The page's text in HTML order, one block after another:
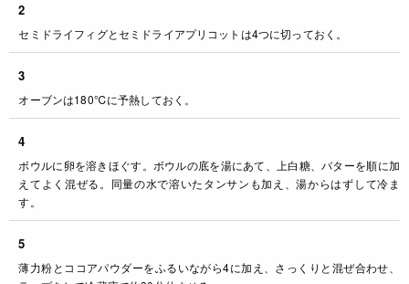
2
セミドライフィグとセミドライアプリコットは4つに切っておく。
3
オーブンは180℃に予熱しておく。
4
ボウルに卵を溶きほぐす。ボウルの底を湯にあて、上白糖、バターを順に加
えてよく混ぜる。同量の水で溶いたタンサンも加え、湯からはずして冷ま
す。
5
薄力粉とココアパウダーをふるいながら4に加え、さっくりと混ぜ合わせ、